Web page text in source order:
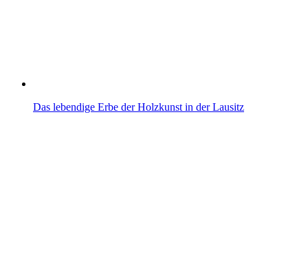
Das lebendige Erbe der Holzkunst in der Lausitz